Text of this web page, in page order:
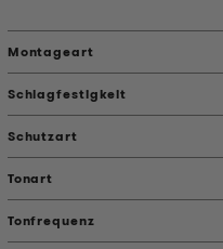
Montageart
Schlagfestigkeit
Schutzart
Tonart
Tonfrequenz